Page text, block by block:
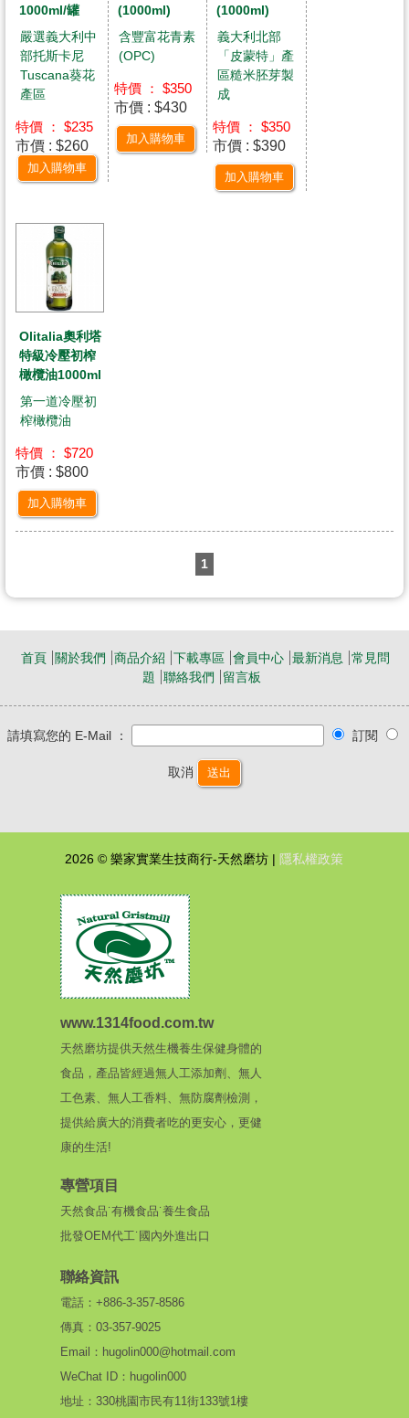
1000ml/罐
嚴選義大利中
部托斯卡尼
Tuscana葵花
產區
特價 ： $235
市價 : $260
加入購物車
(1000ml)
含豐富花青素
(OPC)
特價 ： $350
市價 : $430
加入購物車
(1000ml)
義大利北部
「皮蒙特」產
區糙米胚芽製
成
特價 ： $350
市價 : $390
加入購物車
Olitalia奧利塔
特級冷壓初榨
橄欖油1000ml
第一道冷壓初
榨橄欖油
特價 ： $720
市價 : $800
加入購物車
1
首頁 關於我們 商品介紹 下載專區 會員中心 最新消息
常見問
題
聯絡我們 留言板
請填寫您的 E-Mail ： 訂閱
取消 送出
2026 © 樂家實業生技商行-天然磨坊 |隱私權政策
www.1314food.com.tw
天然磨坊提供天然生機養生保健身體的
食品，產品皆經過無人工添加劑、無人
工色素、無人工香料、無防腐劑檢測，
提供給廣大的消費者吃的更安心，更健
康的生活!
專營項目
天然食品˙有機食品˙養生食品
批發OEM代工˙國內外進出口
聯絡資訊
電話：+886-3-357-8586
傳真：03-357-9025
Email：hugolin000@hotmail.com
WeChat ID：hugolin000
地址：330桃園市民有11街133號1樓